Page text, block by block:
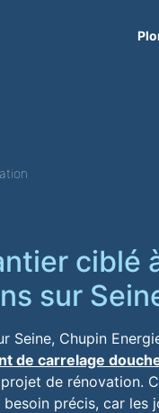
ciblé
sur
Seine, Chupin
de carrelage
projet de rénovation.
besoin précis, car les